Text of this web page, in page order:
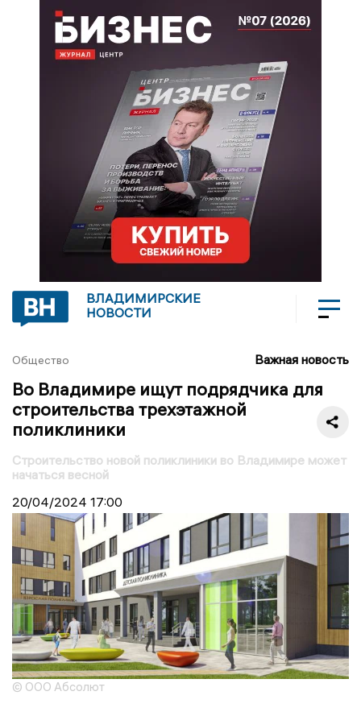
ВЛАДИМИРСКИЕ
НОВОСТИ
Общество Важная новость
Во Владимире ищут подрядчика для
строительства трехэтажной
поликлиники
Строительство новой поликлиники во Владимире может
начаться весной
20/04/2024 17:00
© ООО Абсолют